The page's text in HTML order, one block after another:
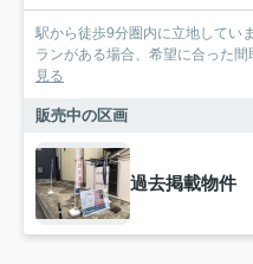
駅から徒歩9分圏内に立地してい
ランがある場合、希望に合った
見る
販売中の区画
過去掲載物件